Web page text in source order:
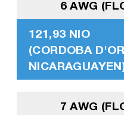
6 AWG
121,93 NIO
(CORDOBA D'OR
7 AWG